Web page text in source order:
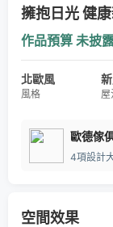
擁抱日光 健
作品預算 未披
北歐風
風格 屋
歐德傢
4項設計
空間效果